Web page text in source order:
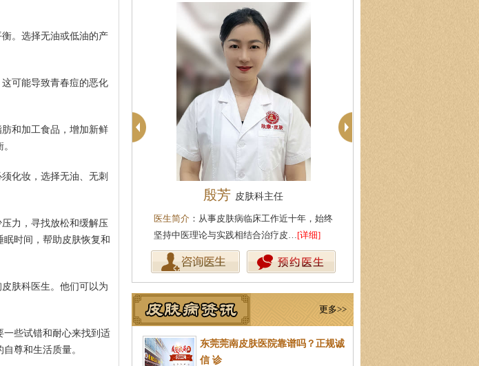
。选择无油或低油的产
可能导致青春痘的恶化
和加工食品，增加新鲜
化妆，选择无油、无刺
力，寻找放松和缓解压
时间，帮助皮肤恢复和
肤科医生。他们可以为
一些试错和耐心来找到适
尊和生活质量。
殷芳 皮肤科主任
医生简介 ：从事皮肤病临床工作近十年，始终
坚持中医理论与实践相结合治疗皮…[详细]
更多>>
东莞莞南皮肤医院靠谱吗？正规诚
信 诊